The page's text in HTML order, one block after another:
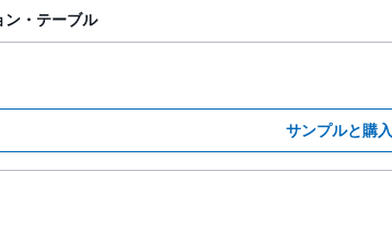
ン・テーブル
サンプルと購入